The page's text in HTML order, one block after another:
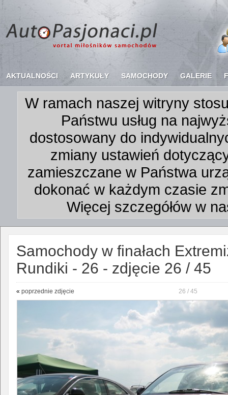
AKTUALNOŚCI ARTYKUŁY SAMOCHODY GALERIE
W ramach naszej witryny
Państwu usług na
dostosowany do
zmiany ustawień
zamieszczane w Państwa
dokonać w każdym czasie
Więcej szczegółów w
Samochody w finałach
Rundiki - 26 - zdjęcie 26 / 45
« poprzednie zdjęcie 26 / 45